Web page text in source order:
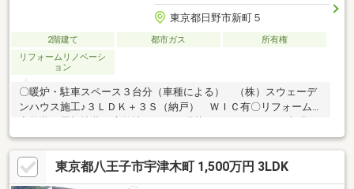
東京都日野市新町５
2階建て 都市ガス
所有権
リフォームリノベーシ
ョン
〇暖炉・駐車スペース３台分（車種による） （株）スウェーデ
ンハウス施工♪３ＬＤＫ＋３Ｓ（納戸） ＷＩＣ有〇リフォーム内
容外装・屋根塗装、庭整地、クロス張替え、フロアタイル上張
り、リペア工事洗面化粧台・トイレ・コンロ・照明・スイッチ交
換 ハウスクリーニング ｅｔｃ．〇南東側接道につき日当たり
良好！〇第一種低層住居専用地域に位置しており，落ち着いた住
環境〇近隣に公園やコンビニ等有※七ツ塚公園：約４５０ｍ、小
東京都八王子市宇津木町 1,500万円 3LDK